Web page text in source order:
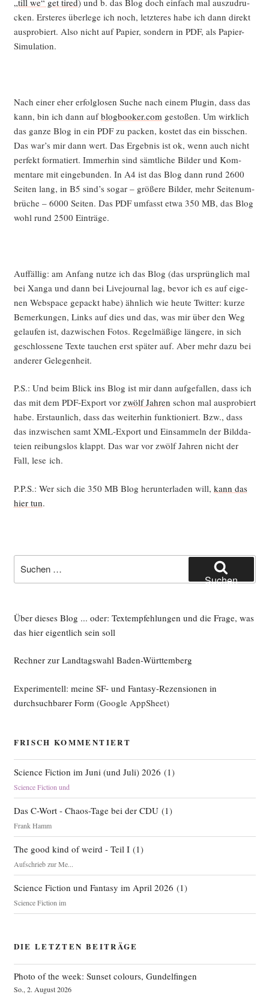
.site-content {
background:grey;
padding-top:0.75em;
padding-bottom:0.75em;
background:white;
border: 1.25em solid white;
}
.site-footer {
border:0px solid red;
margin-top: 0px;
background:grey;
}
padding-left:1.5em;
}
.site-branding {
text-align:right;
}
text-transform: lowercase !important;
}
.navigation-top {
padding:0 0 0 0;
border:4px solid white;
.page-header {
background: rgba(77,21,0,0.22)
.entry-content blockquote {
padding-left:20px;
padding-top:20px;
margin-bottom:25px;
margin-top:15px;
font-size: 95%;
}
.entry-content li {
margin-right:10px;
list-style-type: square;
font-size: 95%;
}
.wrap {
}
.page-numbers {
display: inline;
cken. Ers­te­res über­le­ge ich noch, letz­te­res habe ich dann direkt
aus­pro­biert. Also nicht auf Papier, son­dern in PDF, als Papier-
Simulation.
Nach einer eher erfolg­lo­sen Suche nach einem Plug­in, dass das
kann, bin ich dann aufblogbooker.com gesto­ßen. Um wirk­lich
das gan­ze Blog in ein PDF zu packen, kos­tet das ein biss­chen.
Das war’s mir dann wert. Das Ergeb­nis ist ok, wenn auch nicht
per­fekt for­ma­tiert. Immer­hin sind sämt­li­che Bil­der und Kom­
men­ta­re mit ein­ge­bun­den. In A4 ist das Blog dann rund 2600
Sei­ten lang, in B5 sind’s sogar – grö­ße­re Bil­der, mehr Sei­ten­um­
brü­che – 6000 Sei­ten. Das PDF umfasst etwa 350 MB, das Blog
wohl rund 2500 Einträge.
Auf­fäl­lig: am Anfang nut­ze ich das Blog (das ursprüng­lich mal
bei Xan­ga und dann bei Live­jour­nal lag, bevor ich es auf eige­
nen Web­space gepackt habe) ähn­lich wie heu­te Twit­ter: kur­ze
Bemer­kun­gen, Links auf dies und das, was mir über den Weg
gelau­fen ist, dazwi­schen Fotos. Regel­mä­ßi­ge län­ge­re, in sich
geschlos­se­ne Tex­te tau­chen erst spä­ter auf. Aber mehr dazu bei
ande­rer Gelegenheit.
P.S.: Und beim Blick ins Blog ist mir dann auf­ge­fal­len, dass ich
das mit dem PDF-Export vor zwölf Jah­ren schon mal aus­pro­biert
habe. Erstaun­lich, dass das wei­ter­hin funk­tio­niert. Bzw., dass
das inzwi­schen samt XML-Export und Ein­sam­meln der Bild­da­
tei­en rei­bungs­los klappt. Das war vor zwölf Jah­ren nicht der
Fall, lese ich.
P.P.S.: Wer sich die 350 MB Blog her­un­ter­la­den will, kann das
hier tun.
nach:
Suchen
Über dieses Blog ... oder: Textempfehlungen und die Frage, was
das hier eigentlich sein soll
Rechner zur Landtagswahl Baden-Württemberg
Experimentell: meine SF- und Fantasy-Rezensionen in
durchsuchbarer Form (Google AppSheet)
FRISCH KOMMENTIERT
Science Fiction im Juni (und Juli) 2026 (1)
Science Fiction und
Das C-Wort - Chaos-Tage bei der CDU(1)
Frank Hamm
The good kind of weird - Teil I(1)
Aufschrieb zur Me...
Science Fiction und Fantasy im April 2026 (1)
Science Fiction im
DIE LETZTEN BEITRÄGE
Photo of the week: Sunset colours, Gundelfingen
So., 2. August 2026